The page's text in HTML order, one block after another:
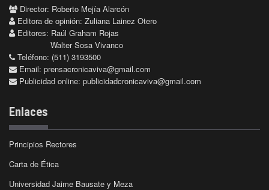
Director: Roberto Mejía Alarcón
Editora de opinión: Zuliana Lainez Otero
Editores: Raúl Graham Rojas
Walter Sosa Vivanco
Teléfono: (511) 3193500
Email: prensacronicaviva@gmail.com
Publicidad online: publicidadcronicaviva@gmail.com
Enlaces
Principios Rectores
Carta de Ética
Universidad Jaime Bausate y Meza